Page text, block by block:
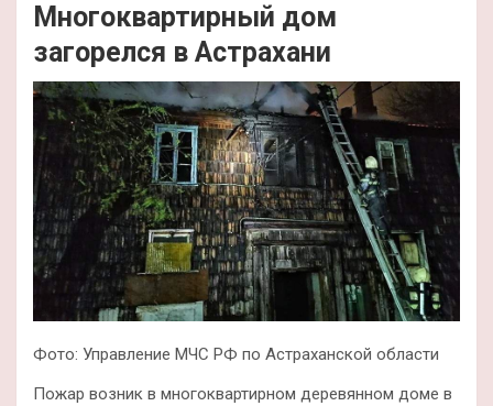
Многоквартирный дом
загорелся в Астрахани
Фото: Управление МЧС РФ по Астраханской области
Пожар возник в многоквартирном деревянном доме в